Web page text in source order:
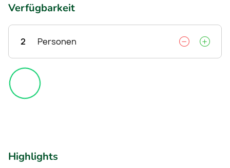
Verfügbarkeit
2 Personen
Highlights